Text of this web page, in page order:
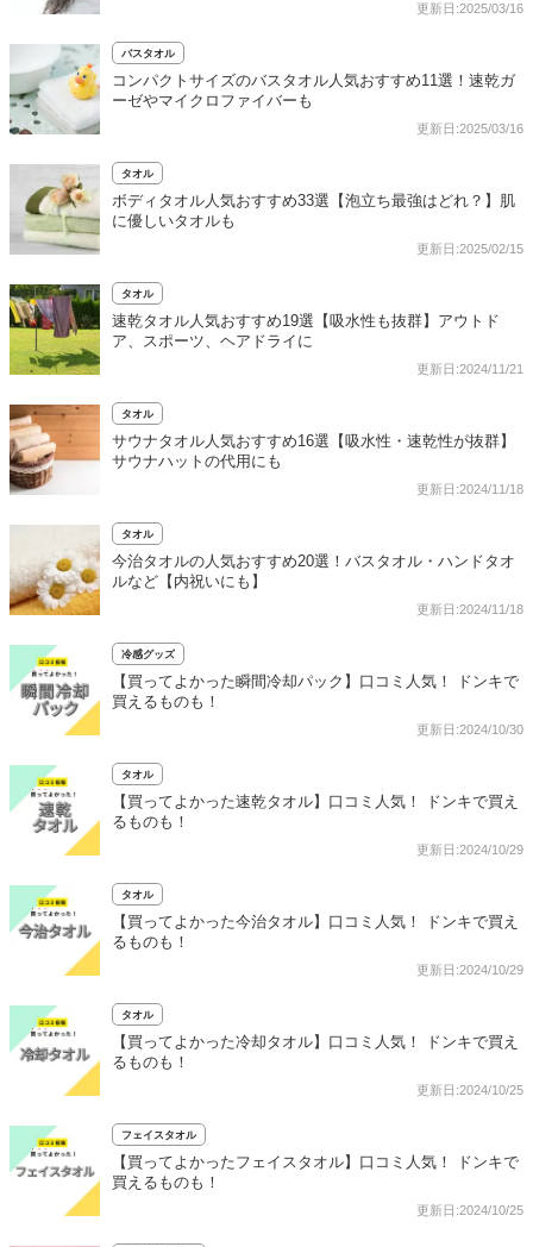
更新日:2025/03/16
バスタオル
コンパクトサイズのバスタオル人気おすすめ11選！速乾ガ
ーゼやマイクロファイバーも
更新日:2025/03/16
タオル
ボディタオル人気おすすめ33選【泡立ち最強はどれ？】肌
に優しいタオルも
更新日:2025/02/15
タオル
速乾タオル人気おすすめ19選【吸水性も抜群】アウトド
ア、スポーツ、ヘアドライに
更新日:2024/11/21
タオル
サウナタオル人気おすすめ16選【吸水性・速乾性が抜群】
サウナハットの代用にも
更新日:2024/11/18
タオル
今治タオルの人気おすすめ20選！バスタオル・ハンドタオ
ルなど【内祝いにも】
更新日:2024/11/18
冷感グッズ
【買ってよかった瞬間冷却パック】口コミ人気！ ドンキで
買えるものも！
更新日:2024/10/30
タオル
【買ってよかった速乾タオル】口コミ人気！ ドンキで買え
るものも！
更新日:2024/10/29
タオル
【買ってよかった今治タオル】口コミ人気！ ドンキで買え
るものも！
更新日:2024/10/29
タオル
【買ってよかった冷却タオル】口コミ人気！ ドンキで買え
るものも！
更新日:2024/10/25
フェイスタオル
【買ってよかったフェイスタオル】口コミ人気！ ドンキで
買えるものも！
更新日:2024/10/25